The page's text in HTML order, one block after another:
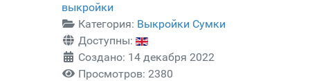
выкройки
Категория: Выкройки Сумки
Доступны:
Создано: 14 декабря 2022
Просмотров: 2380